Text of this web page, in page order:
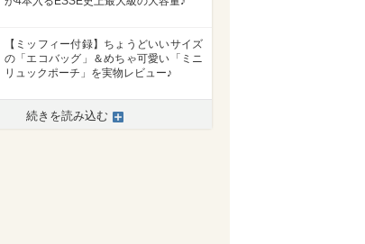
【ミッフィー付録】ちょうどいいサイズ
の「エコバッグ」＆めちゃ可愛い「ミニ
リュックポーチ」を実物レビュー♪
続きを読み込む